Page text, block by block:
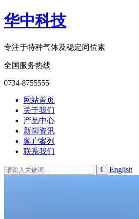
华中科技
专注于特种气体及稳定同位素
全国服务热线
0734-8755555
网站首页
关于我们
产品中心
新闻资讯
客户案列
联系我们
English